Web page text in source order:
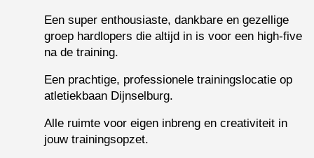
Een super enthousiaste, dankbare en gezellige
groep hardlopers die altijd in is voor een high-five
na de training.
Een prachtige, professionele trainingslocatie op
atletiekbaan Dijnselburg.
Alle ruimte voor eigen inbreng en creativiteit in
jouw trainingsopzet.